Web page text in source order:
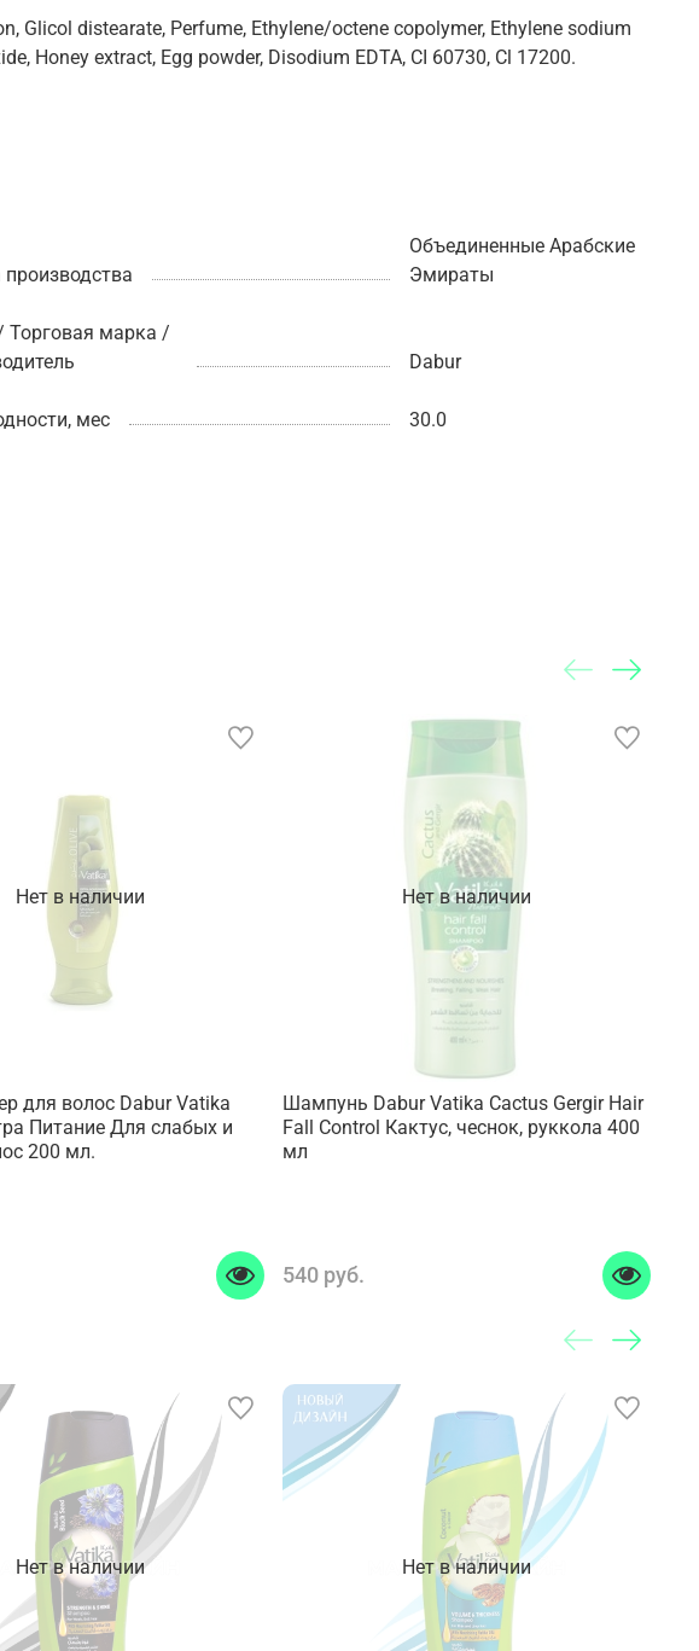
Glicol distearate, Perfume, Ethylene/octene copolymer, Ethylene sodium
Honey extract, Egg powder, Disodium EDTA, CI 60730, Cl 17200.
производства
Объединенные Арабские
Эмираты
Торговая марка /
Dabur
мес 30.0
Нет в наличии
для волос Dabur Vatika
Питание Для слабых и
200 мл.
Нет в наличии
Шампунь Dabur Vatika Cactus Gergir Hair
Fall Control Кактус, чеснок, руккола 400
мл
540 руб.
Нет в наличии Нет в наличии